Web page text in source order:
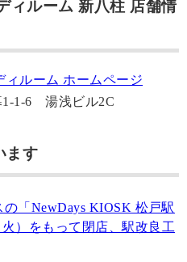
ィルーム 新八柱 店舗情
ィルーム ホームページ
1-1-6 湯浅ビル2C
ます
「NewDays KIOSK 松戸駅
）をもって閉店、駅改良工